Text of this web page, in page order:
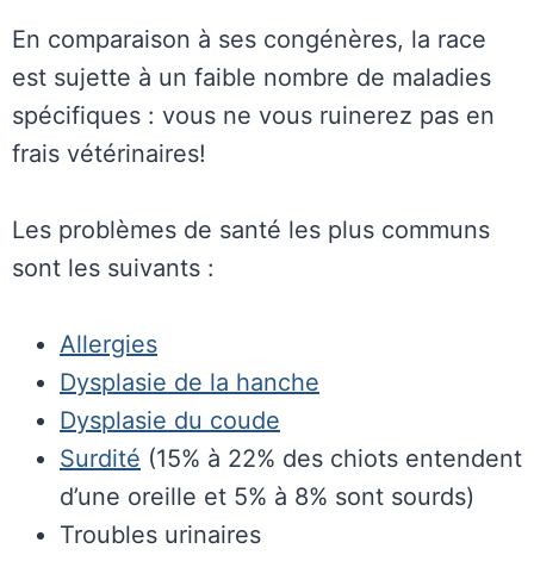
En comparaison à ses congénères, la race
est sujette à un faible nombre de maladies
spécifiques : vous ne vous ruinerez pas en
frais vétérinaires!
Les problèmes de santé les plus communs
sont les suivants :
Allergies
Dysplasie de la hanche
Dysplasie du coude
Surdité (15% à 22% des chiots entendent
d’une oreille et 5% à 8% sont sourds)
Troubles urinaires